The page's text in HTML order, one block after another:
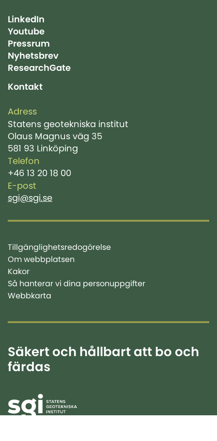
LinkedIn
Youtube
Pressrum
Nyhetsbrev
ResearchGate
Kontakt
Adress
Statens geotekniska institut
Olaus Magnus väg 35
581 93 Linköping
Telefon
+46 13 20 18 00
E-post
sgi@sgi.se
Tillgänglighetsredogörelse
Om webbplatsen
Kakor
Så hanterar vi dina personuppgifter
Webbkarta
Säkert och hållbart att bo och
färdas